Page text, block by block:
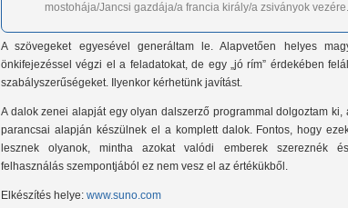
mostohája/Jancsi gazdája/a francia király/a zsiványok vezére.
A szövegeket egyesével generáltam le. Alapvetően helyes
önkifejezéssel végzi el a feladatokat, de egy „jó rím” érdekében
szabályszerűségeket. Ilyenkor kérhetünk javítást.
A dalok zenei alapját egy olyan dalszerző programmal dolgoztam ki,
parancsai alapján készülnek el a komplett dalok. Fontos, hogy
lesznek olyanok, mintha azokat valódi emberek szereznék
felhasználás szempontjából ez nem vesz el az értékükből.
Elkészítés helye: www.suno.com